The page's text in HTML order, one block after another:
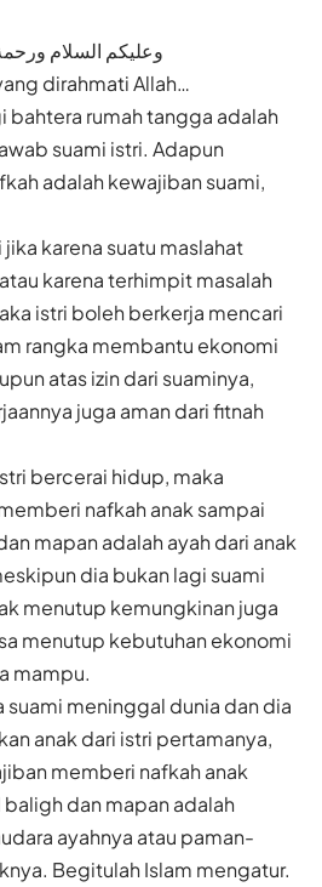
وعليكم السلام
dirahmati Allah…
bahtera rumah tangga adalah
suami istri. Adapun
adalah kewajiban suami,
karena suatu maslahat
karena terhimpit masalah
istri boleh berkerja mencari
rangka membantu ekonomi
atas izin dari suaminya,
juga aman dari fitnah
bercerai hidup, maka
nafkah anak sampai
mapan adalah ayah dari anak
dia bukan lagi suami
menutup kemungkinan juga
menutup kebutuhan ekonomi
mampu.
suami meninggal dunia dan dia
anak dari istri pertamanya,
memberi nafkah anak
baligh dan mapan adalah
ayahnya atau paman-
Begitulah Islam mengatur.